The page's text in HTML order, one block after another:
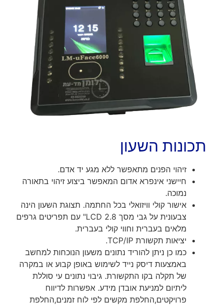
תכונות השעון
זיהוי הפנים מתאפשר ללא מגע יד אדם.
חיישני אינפרא אדום המאפשר ביצוע זיהוי בתאורה
נמוכה.
אישור קולי וויזואלי בכל החתמה. תצוגת השעון הינה
צבעונית על גבי מסך LCD 2.8" עם תפריטים גרפים
מלאים בעברית וחווי קולי בעברית.
יציאות תקשורת TCP/IP.
כמו כן ניתן להוריד נתונים משעון הנוכחות למחשב
באמצעות דיסק נייד לשימוש באופן קבוע או במקרה
של תקלה בקו התקשורת. גיבוי נתונים עי סוללת
ליתיום למניעת אובדן מידע. אפשרות לדיווח
פרויקטים,החלפת מקשים לפי לוח זמנים,החלפת